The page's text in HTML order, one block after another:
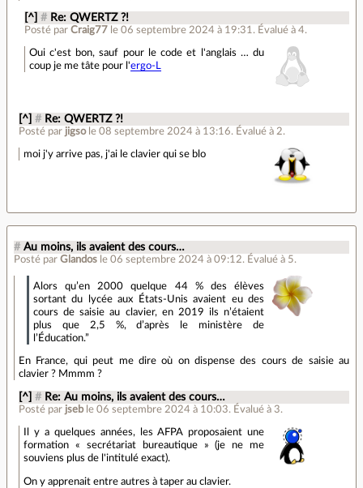
[^] # Re: QWERTZ ?!
Posté par Craig77 le 06 septembre 2024 à 19:31 . Évalué à 4.
Oui c'est bon, sauf pour le code et l'anglais … du
coup je me tâte pour l'ergo-L
[^] # Re: QWERTZ ?!
Posté par jigso le 08 septembre 2024 à 13:16. Évalué à 2.
moi j'y arrive pas, j'ai le clavier qui se blo
# Au moins, ils avaient des cours…
Posté par Glandos le 06 septembre 2024 à 09:12. Évalué à 5.
Alors qu’en 2000 quelque 44 % des élèves
sortant du lycée aux États-Unis avaient eu des
cours de saisie au clavier, en 2019 ils n’étaient
plus que 2,5 %, d’après le ministère de
l’Éducation.”
En France, qui peut me dire où on dispense des cours de saisie au
clavier ? Mmmm ?
[^] # Re: Au moins, ils avaient des cours…
Posté par jseb le 06 septembre 2024 à 10:03. Évalué à 3.
Il y a quelques années, les AFPA proposaient une
formation « secrétariat bureautique » (je ne me
souviens plus de l'intitulé exact).
On y apprenait entre autres à taper au clavier.